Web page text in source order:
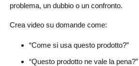
problema, un dubbio o un confronto.
Crea video su domande come:
“Come si usa questo prodotto?”
“Questo prodotto ne vale la pena?”